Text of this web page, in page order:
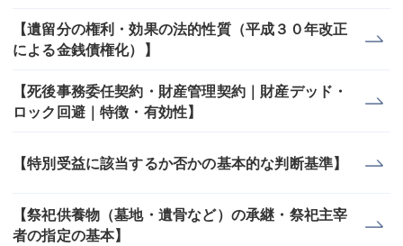
【遺留分の権利・効果の法的性質（平成３０年改正
による金銭債権化）】
【死後事務委任契約・財産管理契約｜財産デッド・
ロック回避｜特徴・有効性】
【特別受益に該当するか否かの基本的な判断基準】
【祭祀供養物（墓地・遺骨など）の承継・祭祀主宰
者の指定の基本】